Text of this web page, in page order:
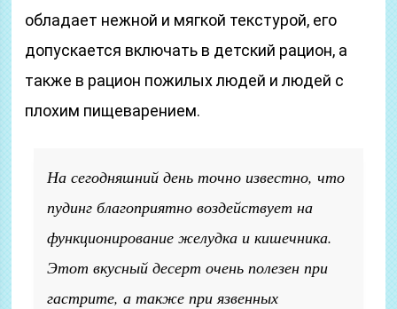
обладает нежной и мягкой текстурой, его
допускается включать в детский рацион, а
также в рацион пожилых людей и людей с
плохим пищеварением.
На сегодняшний день точно известно, что
пудинг благоприятно воздействует на
функционирование желудка и кишечника.
Этот вкусный десерт очень полезен при
гастрите, а также при язвенных